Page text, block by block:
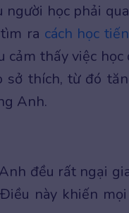
học phải
ra cách học
thấy việc học
thích, từ đó
Anh.
đều rất ngại
này khiến